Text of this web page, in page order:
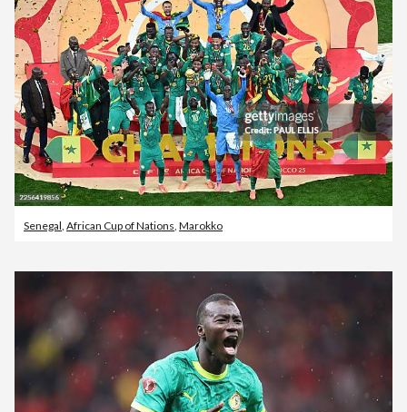
Senegal, African Cup of Nations, Marokko